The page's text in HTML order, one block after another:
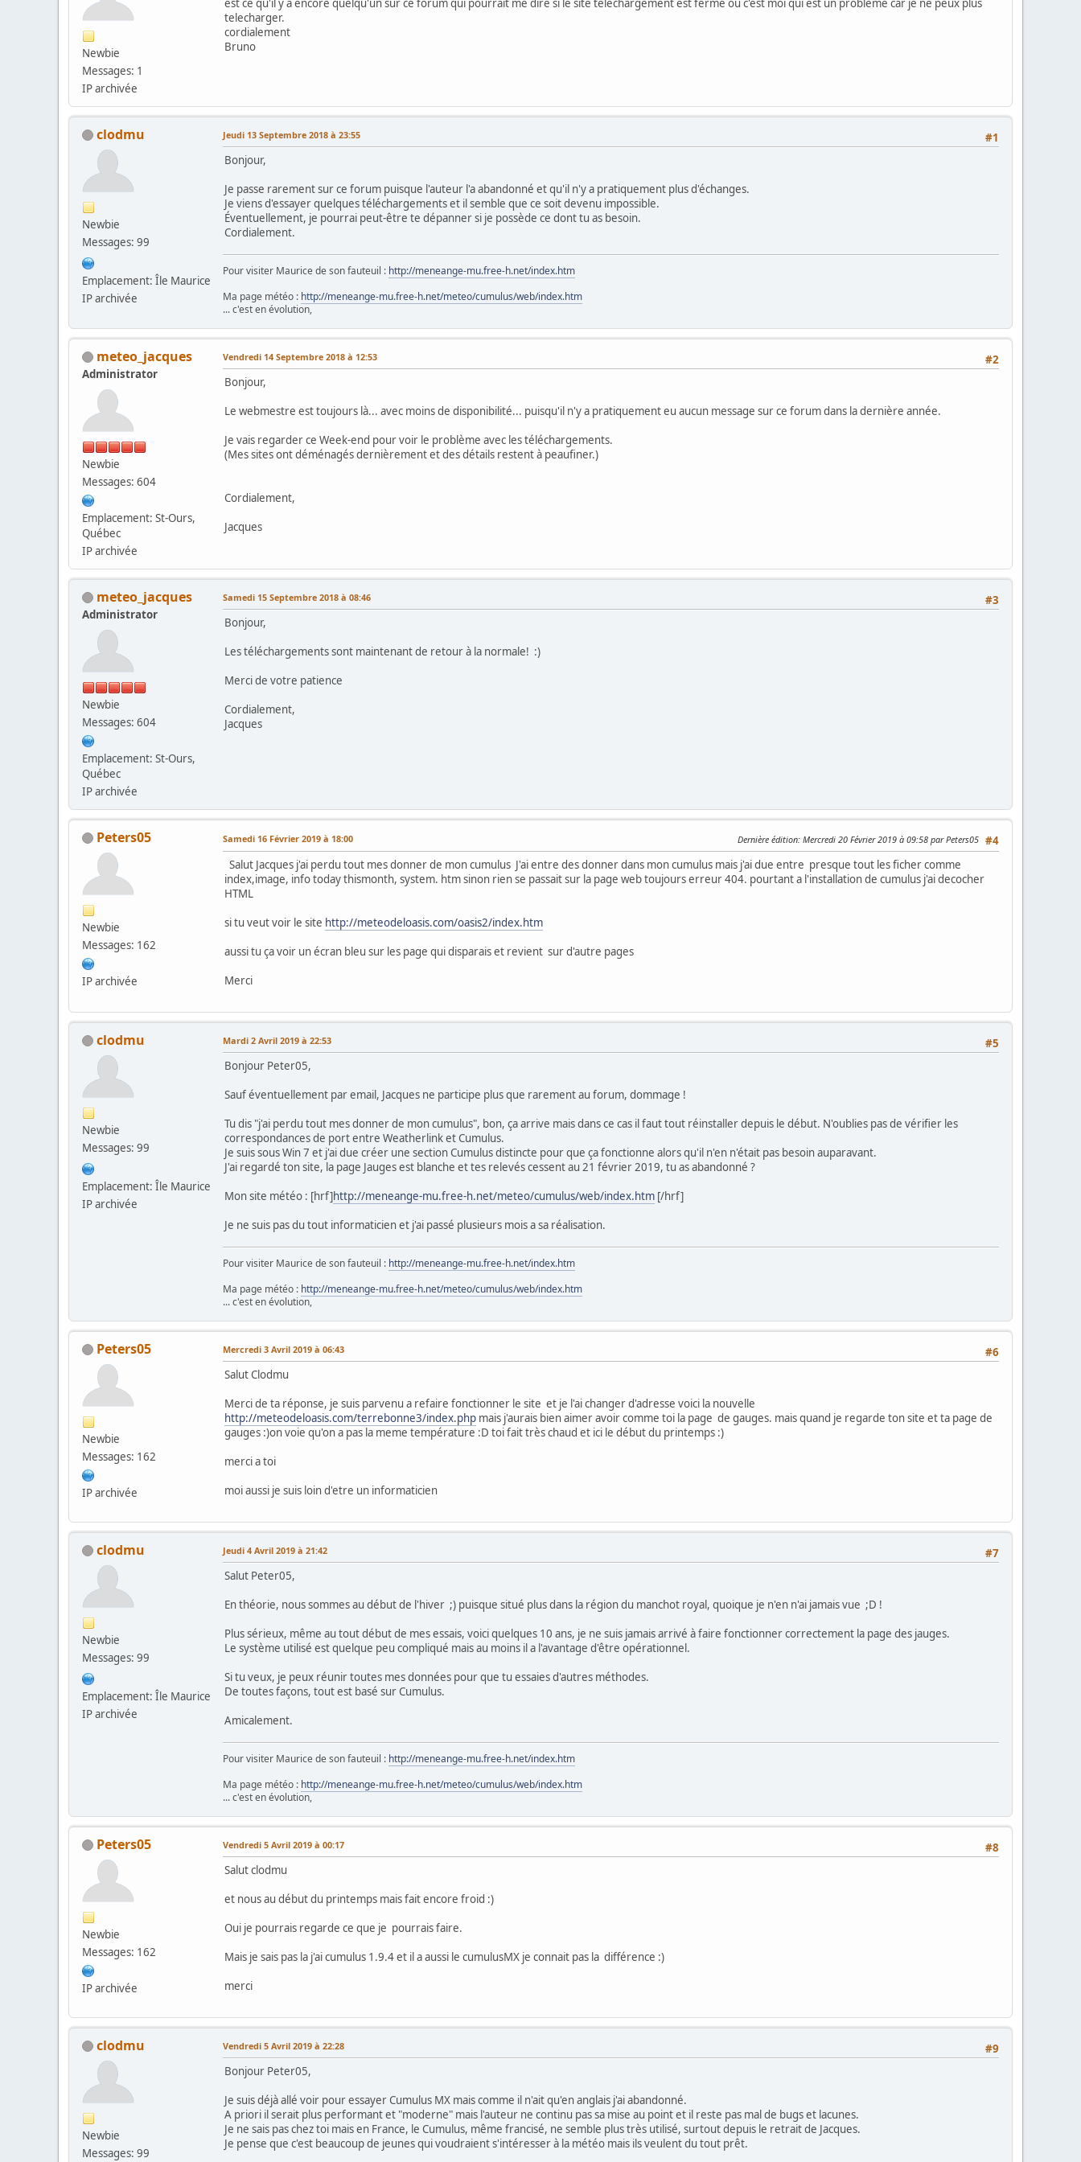
Newbie
Messages: 1
IP archivée
telecharger.
cordialement
Bruno
clodmu
Newbie
Messages: 99
Emplacement: Île Maurice
IP archivée
#1
Jeudi 13 Septembre 2018 à 23:55
Bonjour,
Je passe rarement sur ce forum puisque l'auteur l'a abandonné et qu'il n'y a pratiquement plus d'échanges.
Je viens d'essayer quelques téléchargements et il semble que ce soit devenu impossible.
Éventuellement, je pourrai peut-être te dépanner si je possède ce dont tu as besoin.
Cordialement.
Pour visiter Maurice de son fauteuil : http://meneange-mu.free-h.net/index.htm
Ma page météo : http://meneange-mu.free-h.net/meteo/cumulus/web/index.htm
... c'est en évolution,
meteo_jacques
Administrator
Newbie
Messages: 604
Emplacement: St-Ours,
Québec
IP archivée
#2
Vendredi 14 Septembre 2018 à 12:53
Bonjour,
Le webmestre est toujours là... avec moins de disponibilité... puisqu'il n'y a pratiquement eu aucun message sur ce forum dans la dernière année.
Je vais regarder ce Week-end pour voir le problème avec les téléchargements.
(Mes sites ont déménagés dernièrement et des détails restent à peaufiner.)
Cordialement,
Jacques
meteo_jacques
Administrator
Newbie
Messages: 604
Emplacement: St-Ours,
Québec
IP archivée
#3
Samedi 15 Septembre 2018 à 08:46
Bonjour,
Les téléchargements sont maintenant de retour à la normale! :)
Merci de votre patience
Cordialement,
Jacques
Peters05
Newbie
Messages: 162
IP archivée
#4
Samedi 16 Février 2019 à 18:00 Dernière édition: Mercredi 20 Février 2019 à 09:58 par Peters05
Salut Jacques j'ai perdu tout mes donner de mon cumulus J'ai entre des donner dans mon cumulus mais j'ai due entre presque tout les ficher comme
index,image, info today thismonth, system. htm sinon rien se passait sur la page web toujours erreur 404. pourtant a l'installation de cumulus j'ai decocher
HTML
si tu veut voir le site http://meteodeloasis.com/oasis2/index.htm
aussi tu ça voir un écran bleu sur les page qui disparais et revient sur d'autre pages
Merci
clodmu
Newbie
Messages: 99
Emplacement: Île Maurice
IP archivée
#5
Mardi 2 Avril 2019 à 22:53
Bonjour Peter05,
Sauf éventuellement par email, Jacques ne participe plus que rarement au forum, dommage !
Tu dis "j'ai perdu tout mes donner de mon cumulus", bon, ça arrive mais dans ce cas il faut tout réinstaller depuis le début. N'oublies pas de vérifier les
correspondances de port entre Weatherlink et Cumulus.
Je suis sous Win 7 et j'ai due créer une section Cumulus distincte pour que ça fonctionne alors qu'il n'en n'était pas besoin auparavant.
J'ai regardé ton site, la page Jauges est blanche et tes relevés cessent au 21 février 2019, tu as abandonné ?
Mon site météo : [hrf]http://meneange-mu.free-h.net/meteo/cumulus/web/index.htm [/hrf]
Je ne suis pas du tout informaticien et j'ai passé plusieurs mois a sa réalisation.
Pour visiter Maurice de son fauteuil : http://meneange-mu.free-h.net/index.htm
Ma page météo : http://meneange-mu.free-h.net/meteo/cumulus/web/index.htm
... c'est en évolution,
Peters05
Newbie
Messages: 162
IP archivée
#6
Mercredi 3 Avril 2019 à 06:43
Salut Clodmu
Merci de ta réponse, je suis parvenu a refaire fonctionner le site et je l'ai changer d'adresse voici la nouvelle
http://meteodeloasis.com/terrebonne3/index.php mais j'aurais bien aimer avoir comme toi la page de gauges. mais quand je regarde ton site et ta page de
gauges :)on voie qu'on a pas la meme température :D toi fait très chaud et ici le début du printemps :)
merci a toi
moi aussi je suis loin d'etre un informaticien
clodmu
Newbie
Messages: 99
Emplacement: Île Maurice
IP archivée
#7
Jeudi 4 Avril 2019 à 21:42
Salut Peter05,
En théorie, nous sommes au début de l'hiver ;) puisque situé plus dans la région du manchot royal, quoique je n'en n'ai jamais vue ;D !
Plus sérieux, même au tout début de mes essais, voici quelques 10 ans, je ne suis jamais arrivé à faire fonctionner correctement la page des jauges.
Le système utilisé est quelque peu compliqué mais au moins il a l'avantage d'être opérationnel.
Si tu veux, je peux réunir toutes mes données pour que tu essaies d'autres méthodes.
De toutes façons, tout est basé sur Cumulus.
Amicalement.
Pour visiter Maurice de son fauteuil : http://meneange-mu.free-h.net/index.htm
Ma page météo : http://meneange-mu.free-h.net/meteo/cumulus/web/index.htm
... c'est en évolution,
Peters05
Newbie
Messages: 162
IP archivée
#8
Vendredi 5 Avril 2019 à 00:17
Salut clodmu
et nous au début du printemps mais fait encore froid :)
Oui je pourrais regarde ce que je pourrais faire.
Mais je sais pas la j'ai cumulus 1.9.4 et il a aussi le cumulusMX je connait pas la différence :)
merci
clodmu
Newbie
Messages: 99
#9
Vendredi 5 Avril 2019 à 22:28
Bonjour Peter05,
Je suis déjà allé voir pour essayer Cumulus MX mais comme il n'ait qu'en anglais j'ai abandonné.
A priori il serait plus performant et "moderne" mais l'auteur ne continu pas sa mise au point et il reste pas mal de bugs et lacunes.
Je ne sais pas chez toi mais en France, le Cumulus, même francisé, ne semble plus très utilisé, surtout depuis le retrait de Jacques.
Je pense que c'est beaucoup de jeunes qui voudraient s'intéresser à la météo mais ils veulent du tout prêt.